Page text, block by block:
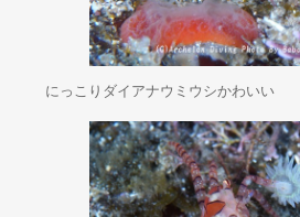
にっこりダイアナウミウシかわいい